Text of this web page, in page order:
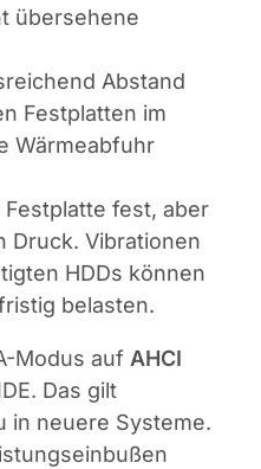
übersehene
Abstand
Festplatten im
Wärmeabfuhr
fest, aber
Druck. Vibrationen
HDDs können
belasten.
Modus auf AHCI
Das gilt
in neuere Systeme.